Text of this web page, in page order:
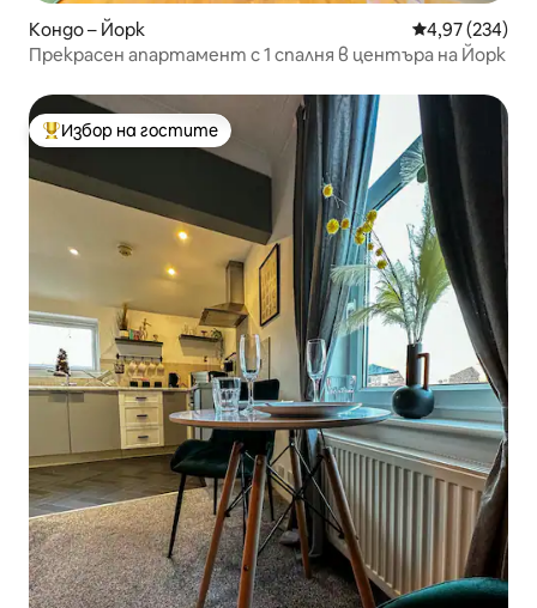
Кондо – Йорк Средна
4,97 (234)
Прекрасен апартамент с 1 спалня в центъра на Йорк
Най-популярен избор на гостите
Избор на гостите